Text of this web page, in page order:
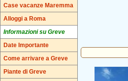
Case vacanze Maremma
Alloggi a Roma
Informazioni su Greve
Date Importante
Come arrivare a Greve
Piante di Greve